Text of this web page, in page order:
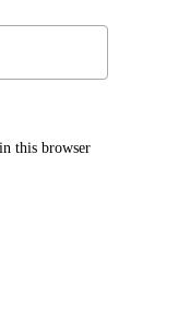
this browser